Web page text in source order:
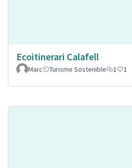
Ecoitinerari Calafell
Marc
Turisme Sostenible 1 1